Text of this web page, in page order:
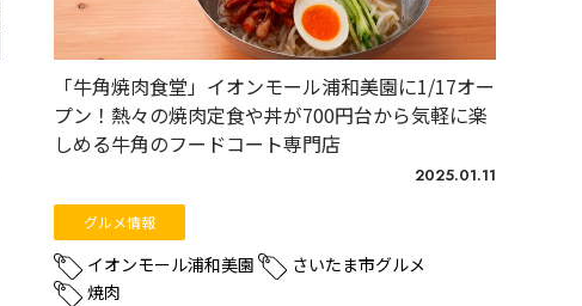
「牛角焼肉食堂」イオンモール浦和美園に1/17オー
プン！熱々の焼肉定食や丼が700円台から気軽に楽
しめる牛角のフードコート専門店
2025.01.11
グルメ情報
イオンモール浦和美園
さいたま市グルメ
焼肉